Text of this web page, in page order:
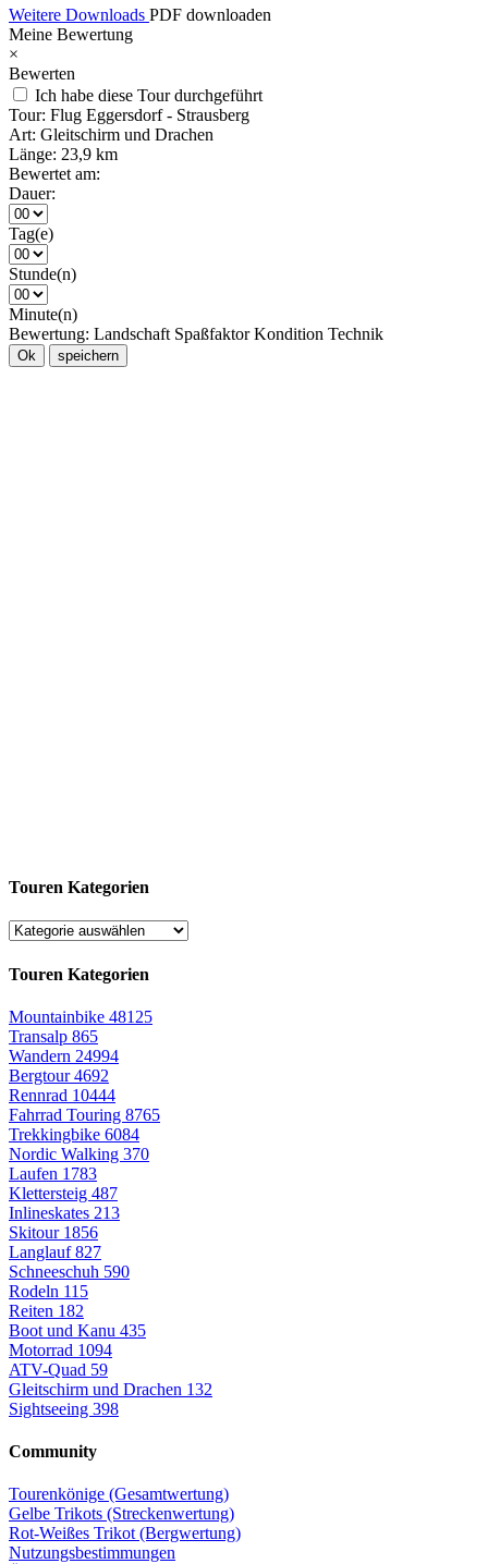
Weitere Downloads PDF downloaden
Meine Bewertung
×
Bewerten
Ich habe diese Tour durchgeführt
Tour: Flug Eggersdorf - Strausberg
Art: Gleitschirm und Drachen
Länge: 23,9 km
Bewertet am:
Dauer:
Tag(e)
Stunde(n)
Minute(n)
Bewertung: Landschaft Spaßfaktor Kondition Technik
Ok speichern
Touren Kategorien
Touren Kategorien
Mountainbike 48125
Transalp 865
Wandern 24994
Bergtour4692
Rennrad 10444
Fahrrad Touring 8765
Trekkingbike 6084
Nordic Walking 370
Laufen 1783
Klettersteig 487
Inlineskates 213
Skitour 1856
Langlauf827
Schneeschuh 590
Rodeln 115
Reiten 182
Boot und Kanu 435
Motorrad 1094
ATV-Quad 59
Gleitschirm und Drachen 132
Sightseeing 398
Community
Tourenkönige (Gesamtwertung)
Gelbe Trikots (Streckenwertung)
Rot-Weißes Trikot (Bergwertung)
Nutzungsbestimmungen